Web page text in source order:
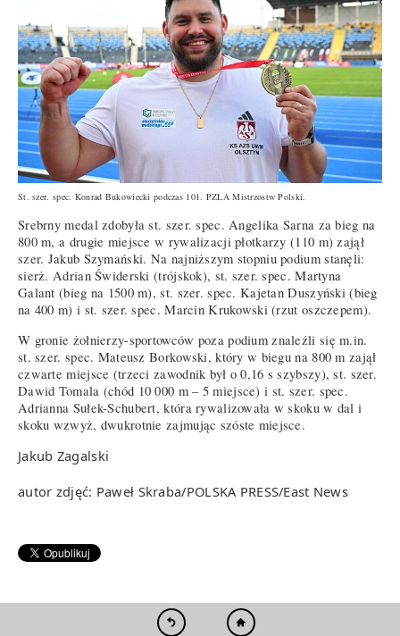
St. szer. spec. Konrad Bukowiecki podczas 101. PZLA Mistrzostw Polski.
Srebrny medal zdobyła st. szer. spec. Angelika Sarna za bieg na
800 m, a drugie miejsce w rywalizacji płotkarzy (110 m) zajął
szer. Jakub Szymański. Na najniższym stopniu podium stanęli:
sierż. Adrian Świderski (trójskok), st. szer. spec. Martyna
Galant (bieg na 1500 m), st. szer. spec. Kajetan Duszyński (bieg
na 400 m) i st. szer. spec. Marcin Krukowski (rzut oszczepem).
W gronie żołnierzy-sportowców poza podium znaleźli się m.in.
st. szer. spec. Mateusz Borkowski, który w biegu na 800 m zajął
czwarte miejsce (trzeci zawodnik był o 0,16 s szybszy), st. szer.
Dawid Tomala (chód 10 000 m – 5 miejsce) i st. szer. spec.
Adrianna Sułek-Schubert, która rywalizowała w skoku w dal i
skoku wzwyż, dwukrotnie zajmując szóste miejsce.
Jakub Zagalski
autor zdjęć: Paweł Skraba/POLSKA PRESS/East News